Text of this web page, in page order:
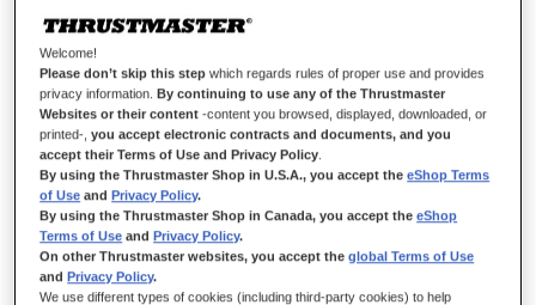
2-PEDAL PEDAL SET - T150/
T80/SPIDER
AUF LAGER
Welcome!
Please don’t skip this step which regards rules of proper use and provides
privacy information.By continuing to use any of the Thrustmaster
Websites or their content -content you browsed, displayed, downloaded, or
printed-,you accept electronic contracts and documents, and you
accept their Terms of Use and Privacy Policy
By using the Thrustmaster Shop in U.S.A., you accept theeShop Terms
of Use andPrivacy Policy.
By using the Thrustmaster Shop in Canada, you accept theeShop
Terms of Use andPrivacy Policy.
On other Thrustmaster websites, you accept theglobal Terms of Use
andPrivacy Policy.
We use different types of cookies (including third-party cookies) to help